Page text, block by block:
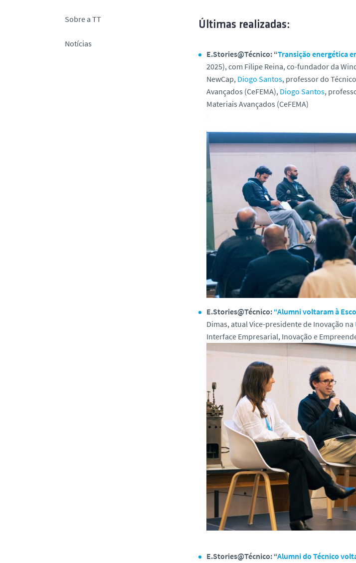
Sobre a TT
Notícias
Últimas realizadas:
E.Stories@Técnico: “Transição energética
2025), com Filipe Reina, co-fundador da
NewCap, Diogo Santos, professor do
Avançados (CeFEMA), Diogo Santos,
Materiais Avançados (CeFEMA)
E.Stories@Técnico: “Alumni voltaram à
Dimas, atual Vice-presidente de Inovação na
Interface Empresarial, Inovação e
E.Stories@Técnico: “Alumni do Técnico